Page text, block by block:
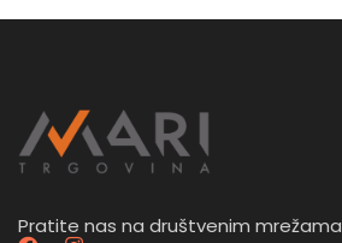
Pratite nas na društvenim mrežama